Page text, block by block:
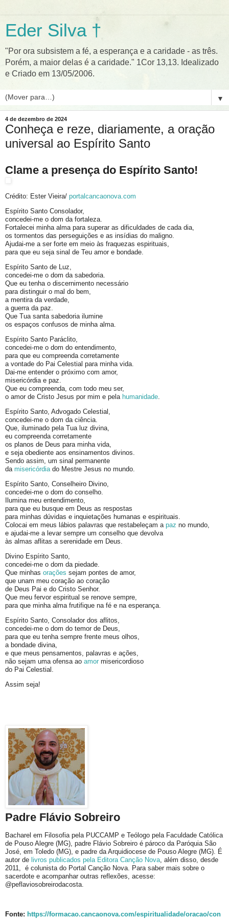
Eder Silva †
"Por ora subsistem a fé, a esperança e a caridade - as três.
Porém, a maior delas é a caridade." 1Cor 13,13. Idealizado
e Criado em 13/05/2006.
▼
4 de dezembro de 2024
Conheça e reze, diariamente, a oração
universal ao Espírito Santo
Clame a presença do Espírito Santo!
Crédito: Ester Vieira/ portalcancaonova.com
Espírito Santo Consolador,
concedei-me o dom da fortaleza.
Fortalecei minha alma para superar as dificuldades de cada dia,
os tormentos das perseguições e as insídias do maligno.
Ajudai-me a ser forte em meio às fraquezas espirituais,
para que eu seja sinal de Teu amor e bondade.
Espírito Santo de Luz,
concedei-me o dom da sabedoria.
Que eu tenha o discernimento necessário
para distinguir o mal do bem,
a mentira da verdade,
a guerra da paz.
Que Tua santa sabedoria ilumine
os espaços confusos de minha alma.
Espírito Santo Paráclito,
concedei-me o dom do entendimento,
para que eu compreenda corretamente
a vontade do Pai Celestial para minha vida.
Dai-me entender o próximo com amor,
misericórdia e paz.
Que eu compreenda, com todo meu ser,
o amor de Cristo Jesus por mim e pela humanidade
Espírito Santo, Advogado Celestial,
concedei-me o dom da ciência.
Que, iluminado pela Tua luz divina,
eu compreenda corretamente
os planos de Deus para minha vida,
e seja obediente aos ensinamentos divinos.
Sendo assim, um sinal permanente
da misericórdia do Mestre Jesus no mundo.
Espírito Santo, Conselheiro Divino,
concedei-me o dom do conselho.
Ilumina meu entendimento,
para que eu busque em Deus as respostas
para minhas dúvidas e inquietações humanas e espirituais.
Colocai em meus lábios palavras que restabeleçam a paz no mundo,
e ajudai-me a levar sempre um conselho que devolva
às almas aflitas a serenidade em Deus.
Divino Espírito Santo,
concedei-me o dom da piedade.
Que minhas orações sejam pontes de amor,
que unam meu coração ao coração
de Deus Pai e do Cristo Senhor.
Que meu fervor espiritual se renove sempre,
para que minha alma frutifique na fé e na esperança.
Espírito Santo, Consolador dos aflitos,
concedei-me o dom do temor de Deus,
para que eu tenha sempre frente meus olhos,
a bondade divina,
e que meus pensamentos, palavras e ações,
não sejam uma ofensa ao amor misericordioso
do Pai Celestial.
Assim seja!
Padre Flávio Sobreiro
Bacharel em Filosofia pela PUCCAMP e Teólogo pela Faculdade Católica
de Pouso Alegre (MG), padre Flávio Sobreiro é pároco da Paróquia São
José, em Toledo (MG), e padre da Arquidiocese de Pouso Alegre (MG). É
autor de livros publicados pela Editora Canção Nova , além disso, desde
2011, é colunista do Portal Canção Nova. Para saber mais sobre o
sacerdote e acompanhar outras reflexões, acesse:
@peflaviosobreirodacosta.
Fonte: https://formacao.cancaonova.com/espiritualidade/oracao/con